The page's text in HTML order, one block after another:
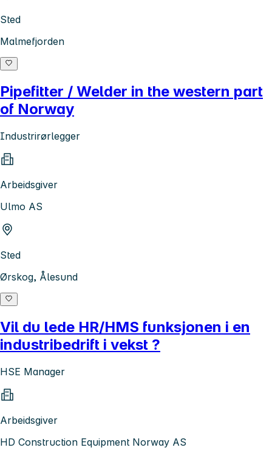
Sted
Malmefjorden
Pipefitter / Welder in the western part
of Norway
Industrirørlegger
Arbeidsgiver
Ulmo AS
Sted
Ørskog, Ålesund
Vil du lede HR/HMS funksjonen i en
industribedrift i vekst ?
HSE Manager
Arbeidsgiver
HD Construction Equipment Norway AS